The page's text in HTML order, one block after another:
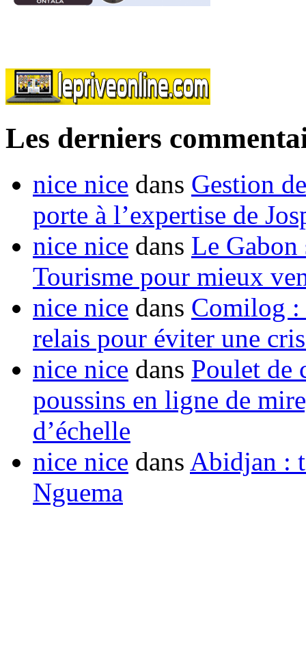
Les derniers
nice nice dans Gestion
porte à l’expertise de
nice nice dans Le Gabon
Tourisme pour mieux
nice nice dans Comilog :
relais pour éviter une
nice nice dans Poulet de
poussins en ligne de
d’échelle
nice nice dans Abidjan :
Nguema